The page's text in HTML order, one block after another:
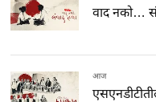
वाद नको…
आज